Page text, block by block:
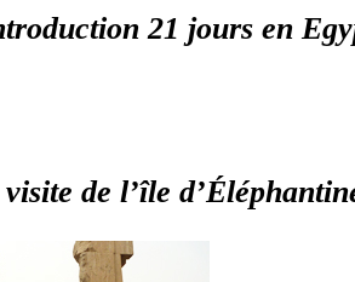
21 jours en
de l’île